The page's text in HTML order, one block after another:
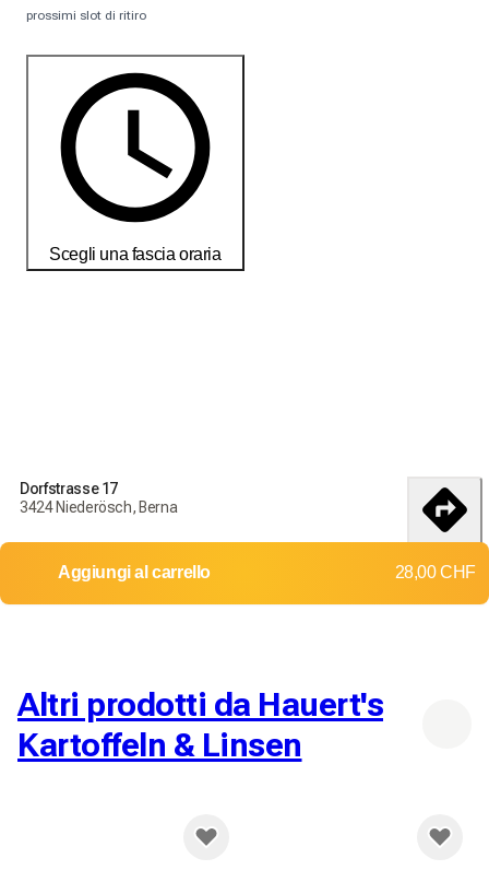
prossimi slot di ritiro
Scegli una fascia oraria
Dorfstrasse 17
3424 Niederösch, Berna
Aggiungi al carrello 28,00 CHF
Altri prodotti da Hauert's
Kartoffeln & Linsen